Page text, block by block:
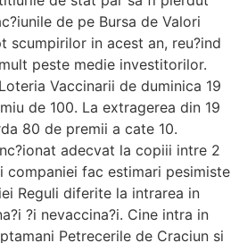
de pe Bursa de Valori
scumpirilor in acest an, reu?ind
peste medie investitorilor.
Vaccinarii de duminica 19
de 100. La extragerea din 19
80 de premii a cate 10.
adecvat la copiii intre 2
companiei fac estimari pesimiste
Reguli diferite la intrarea in
?i nevaccina?i. Cine intra in
Petrecerile de Craciun si